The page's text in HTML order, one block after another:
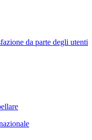
da parte degli utenti